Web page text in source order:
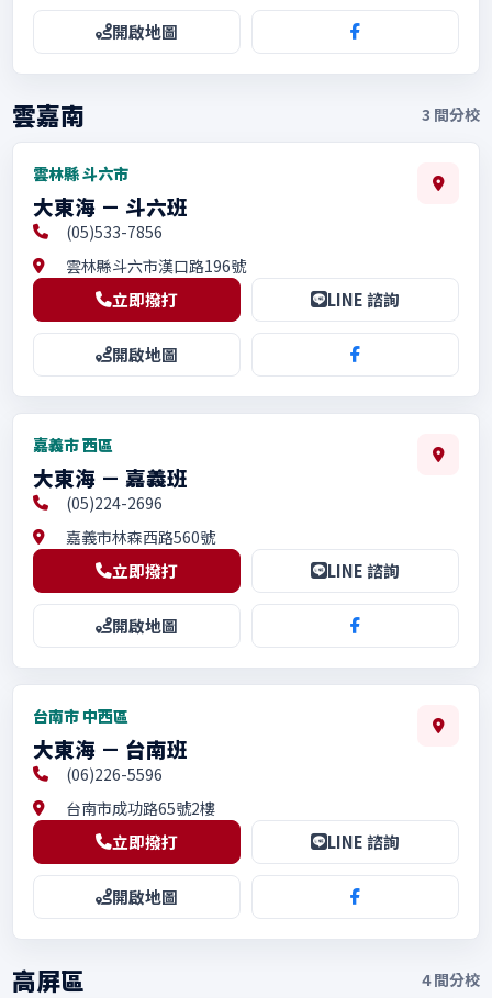
開啟地圖
雲嘉南 3 間分校
雲林縣 斗六市
大東海 － 斗六班
(05)533-7856
雲林縣斗六市漢口路196號
立即撥打 LINE 諮詢
開啟地圖
嘉義市 西區
大東海 － 嘉義班
(05)224-2696
嘉義市林森西路560號
立即撥打 LINE 諮詢
開啟地圖
台南市 中西區
大東海 － 台南班
(06)226-5596
台南市成功路65號2樓
立即撥打 LINE 諮詢
開啟地圖
高屏區 4間分校